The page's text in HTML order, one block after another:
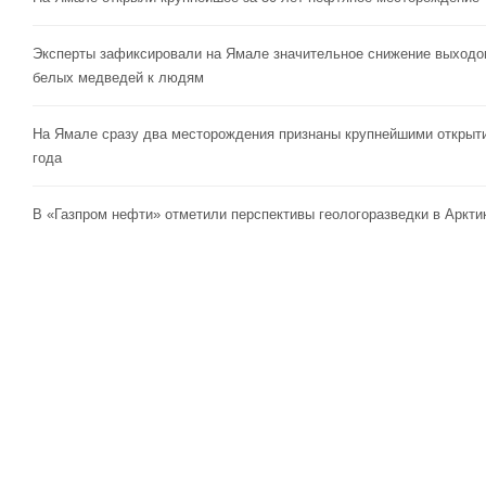
Эксперты зафиксировали на Ямале значительное снижение
белых медведей к людям
На Ямале сразу два месторождения признаны крупнейшими
года
В «Газпром нефти» отметили перспективы геологоразведки в